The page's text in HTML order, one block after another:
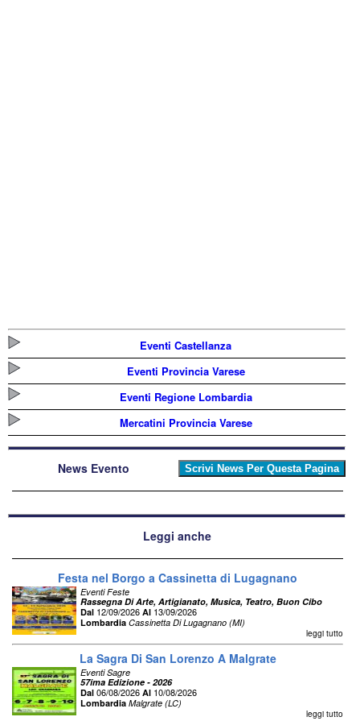
Eventi Castellanza
Eventi Provincia Varese
Eventi Regione Lombardia
Mercatini Provincia Varese
News Evento
Leggi anche
Festa nel Borgo a Cassinetta di Lugagnano
Eventi Feste
Rassegna Di Arte, Artigianato, Musica, Teatro, Buon Cibo
Dal 12/09/2026 Al 13/09/2026
Lombardia Cassinetta Di Lugagnano (MI)
leggi tutto
La Sagra Di San Lorenzo A Malgrate
Eventi Sagre
57ima Edizione - 2026
Dal 06/08/2026 Al 10/08/2026
Lombardia Malgrate (LC)
leggi tutto